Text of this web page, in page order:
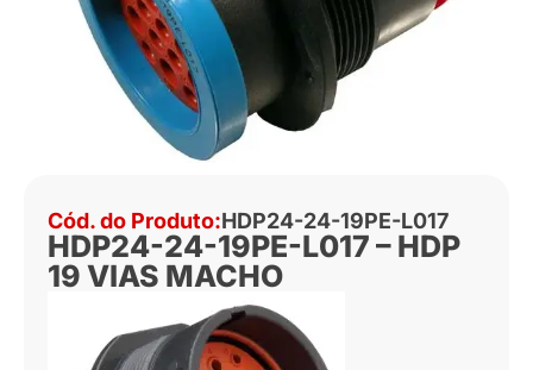
Cód. do Produto:HDP24-24-19PE-L017
HDP24-24-19PE-L017 – HDP
19 VIAS MACHO